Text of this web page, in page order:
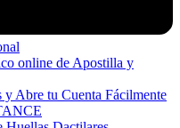
online de Apostilla y
Abre tu Cuenta Fácilmente